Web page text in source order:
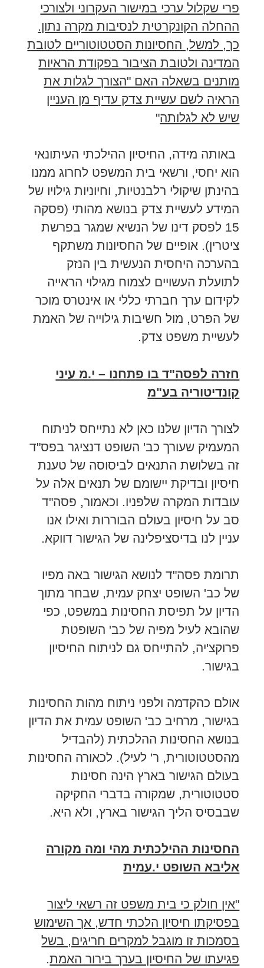
פרי שקלול ערכי במישור העקרוני ולצורכי
ההחלה הקונקרטית לנסיבות מקרה נתון.
כך, למשל, החסיונות הסטטוטוריים לטובת
המדינה ולטובת הציבור בפקודת הראיות
מותנים בשאלה האם "הצורך לגלות את
הראיה לשם עשיית צדק עדיף מן העניין
שיש לא לגלותה"
באותה מידה, החיסיון ההילכתי העיתונאי
הוא יחסי, ורשאי בית המשפט לחרוג ממנו
בהינתן שיקולי רלבנטיות, וחיוניות גילויו של
המידע לעשיית צדק בנושא מהותי (פסקה
15 לפסק דינו של הנשיא שמגר בפרשת
ציטרין). אופיים של החסיונות משתקף
בהערכה היחסית הנעשית בין הנזק
לתועלת העשויים לצמוח מגילוי הראייה
לקידום ערך חברתי כללי או אינטרס מוכר
של הפרט, מול חשיבות גילוייה של האמת
לעשיית משפט צדק.
חזרה לפסה"ד בו פתחנו – י.מ עיני
קונדיטוריה בע"מ
לצורך הדיון שלנו כאן לא נתייחס לניתוח
המעמיק שעורך כב' השופט דנציגר בפס"ד
זה בשלושת התנאים לביסוסה של טענת
חיסיון ובדיקת יישומם של תנאים אלה על
עובדות המקרה שלפניו. וכאמור, פסה"ד
סב על חיסיון בעולם הבוררות ואילו אנו
עניין לנו בדיסציפלינה של הגישור דווקא.
תרומת פסה"ד לנושא הגישור באה מפיו
של כב' השופט יצחק עמית, שבחר מתוך
הדיון על תפיסת החסינות במשפט, כפי
שהובא לעיל מפיה של כב' השופטת
פרוקצ'יה, להתייחס גם לניתוח החיסיון
בגישור.
אולם כהקדמה ולפני ניתוח מהות החסינות
בגישור, מרחיב כב' השופט עמית את הדיון
בנושא החסינות ההלכתית (להבדיל
מהסטטוטורית, ר' לעיל). לכאורה החסינות
בעולם הגישור בארץ הינה חסינות
סטטוטורית, שמקורה בדברי החקיקה
שבבסיס הליך הגישור בארץ, ולא היא.
החסינות ההילכתית מהי ומה מקורה
אליבא השופט י.עמית
"אין חולק כי בית משפט זה רשאי ליצור
בפסיקתו חיסיון הלכתי חדש, אך השימוש
בסמכות זו מוגבל למקרים חריגים, בשל
פגיעתו של החיסיון בערך בירור האמת.